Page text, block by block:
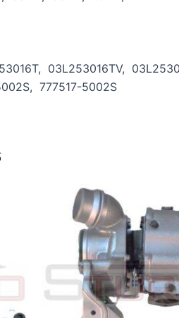
03L253016TV,
777517-5002S